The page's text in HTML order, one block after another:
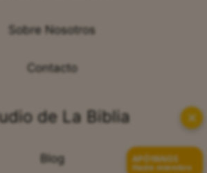
Sobre Nosotros
Contacto
de La Biblia
Blog
✕
APÓYANOS
Hazte miembro